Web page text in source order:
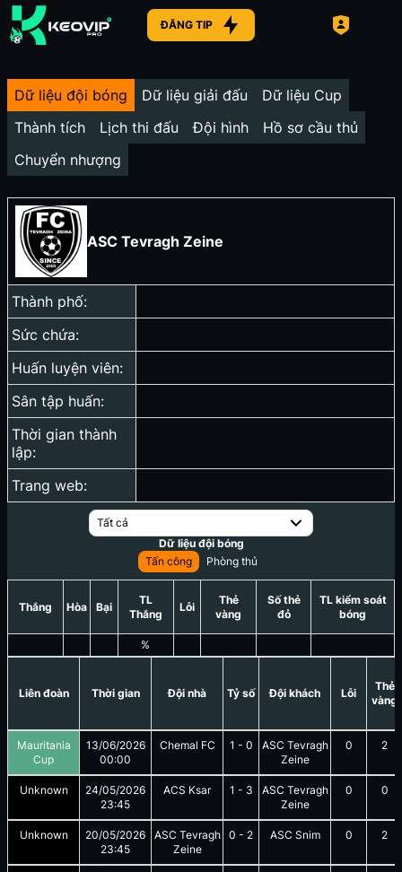
ĐĂNG TIP
Dữ liệu đội bóng Dữ liệu giải đấu
Dữ liệu Cup
Thành tích
Lịch thi đấu Đội hình
Hồ sơ cầu thủ
Chuyển nhượng
ASC Tevragh Zeine
Thành phố:
Sức chứa:
Huấn luyện viên:
Sân tập huấn:
Thời gian thành
lập:
Trang web:
Tất cả
Dữ liệu đội bóng
Tấn công
Phòng thủ
Thắng Hòa Bại
TL
Thắng
%
Lỗi
Thẻ
vàng
Số thẻ
đỏ
TL kiểm soát
bóng
Liên đoàn Thời gian Đội nhà Tỷ số Đội khách Lỗi
Thẻ
vàng
Mauritania
Cup
13/06/2026
00:00
Chemal FC 1 - 0
ASC Tevragh
Zeine
0 2
Unknown
24/05/2026
23:45
ACS Ksar 1 - 3
ASC Tevragh
Zeine
0 0
Unknown
20/05/2026
23:45
ASC Tevragh
Zeine
0 - 2 ASC Snim 0 2